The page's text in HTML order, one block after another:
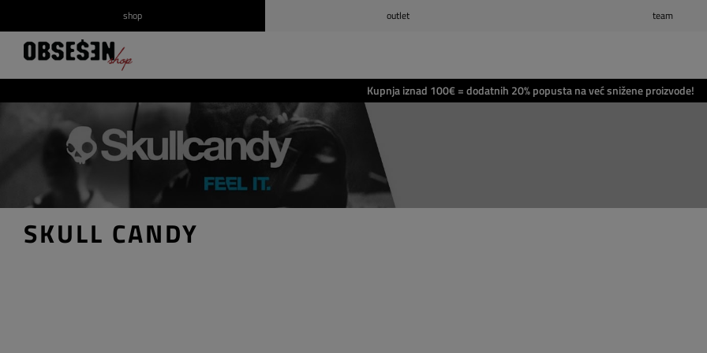
Kupnja iznad 100€ = dodatnih 20% popusta na već snižene proizvode!
shop outlet team
SKULL CANDY